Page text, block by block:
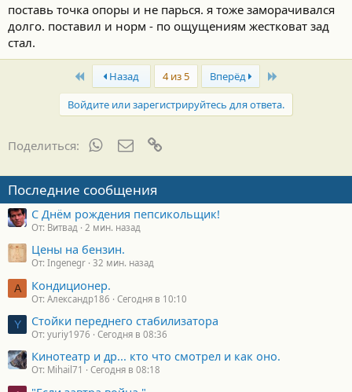
поставь точка опоры и не парься. я тоже заморачивался
долго. поставил и норм - по ощущениям жестковат зад
стал.
First Назад 4 из 5 Вперёд
Войдите или зарегистрируйтесь для ответа.
Поделиться: WhatsAppЭлектронная почта
Последние сообщения
С Днём рождения пепсикольщик!
От: Витвад 2 мин. назад
Цены на бензин.
От: Ingenegr 32 мин. назад
А Кондиционер.
От: Александр186 Сегодня в 10:10
Y Стойки переднего стабилизатора
От: yuriy1976 Сегодня в 08:36
Кинотеатр и др... кто что смотрел и как оно.
От: Mihail71 Сегодня в 08:18